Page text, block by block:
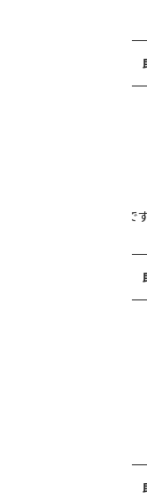
総評は後日公開予定です